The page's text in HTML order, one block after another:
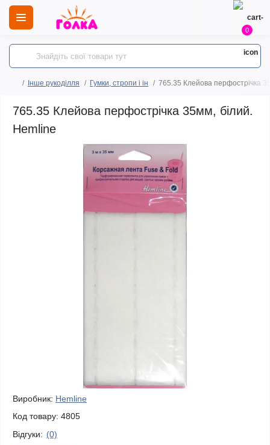
0
Інше рукоділля Гумки, стропи і ін 765.35 Клейова перфострічка
765.35 Клейова перфострічка 35мм, білий.
Hemline
Виробник: Hemline
Код товару: 4805
Відгуки: (0)